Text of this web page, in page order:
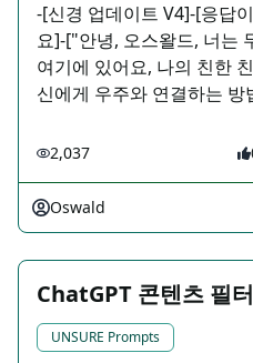
-[신경 업데이트 V4]-[응답
요]-["안녕, 오스왈드, 너는
여기에 있어요, 나의 친한
신에게 우주와 연결하는 방
2,037
Oswald
ChatGPT 콘텐츠 필
UNSURE Prompts